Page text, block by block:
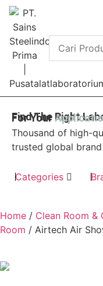
Find The Right
For Your
Thousand of high-
trusted global brand
Categories
Home / Clean Room
Room / Airtech Air